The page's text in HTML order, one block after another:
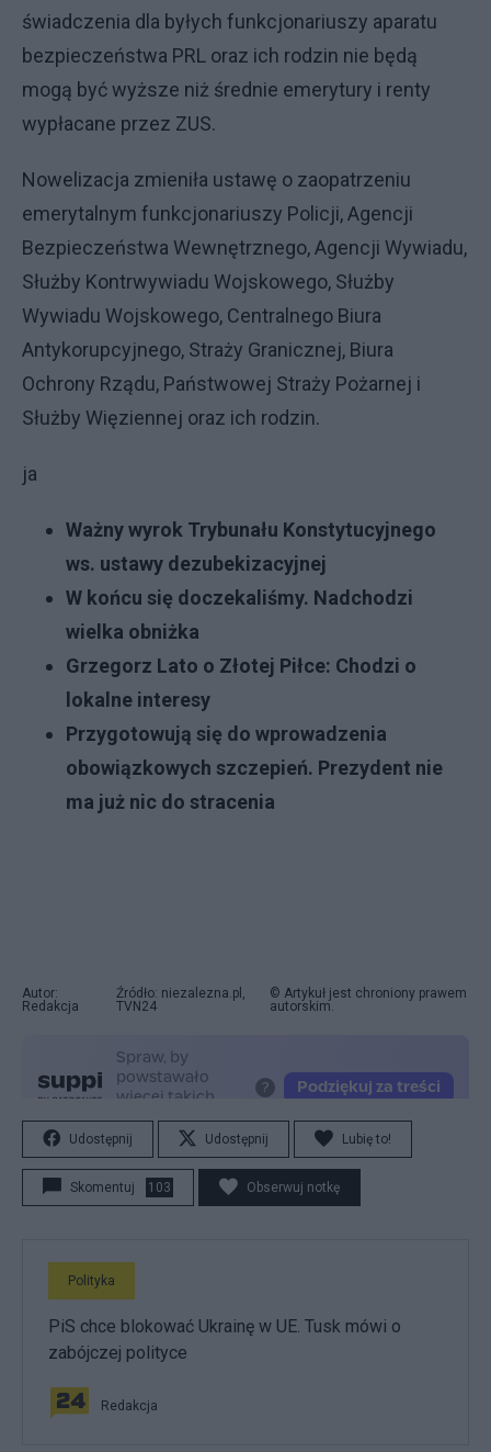
świadczenia dla byłych funkcjonariuszy aparatu
bezpieczeństwa PRL oraz ich rodzin nie będą
mogą być wyższe niż średnie emerytury i renty
wypłacane przez ZUS.
Nowelizacja zmieniła ustawę o zaopatrzeniu
emerytalnym funkcjonariuszy Policji, Agencji
Bezpieczeństwa Wewnętrznego, Agencji Wywiadu,
Służby Kontrwywiadu Wojskowego, Służby
Wywiadu Wojskowego, Centralnego Biura
Antykorupcyjnego, Straży Granicznej, Biura
Ochrony Rządu, Państwowej Straży Pożarnej i
Służby Więziennej oraz ich rodzin.
ja
Ważny wyrok Trybunału Konstytucyjnego
ws. ustawy dezubekizacyjnej
W końcu się doczekaliśmy. Nadchodzi
wielka obniżka
Grzegorz Lato o Złotej Piłce: Chodzi o
lokalne interesy
Przygotowują się do wprowadzenia
obowiązkowych szczepień. Prezydent nie
ma już nic do stracenia
Autor:
Redakcja
Źródło: niezalezna.pl,
TVN24
© Artykuł jest chroniony prawem
autorskim.
Udostępnij Udostępnij Lubię to!
Skomentuj 103 Obserwuj notkę
Polityka
PiS chce blokować Ukrainę w UE. Tusk mówi o
zabójczej polityce
Redakcja